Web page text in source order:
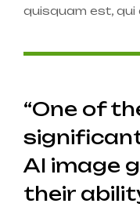
quisquam est, qui
“One of
AI image
their